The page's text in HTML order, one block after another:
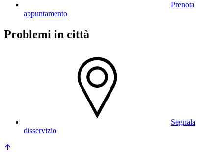
Prenota
appuntamento
Problemi in città
Segnala
disservizio